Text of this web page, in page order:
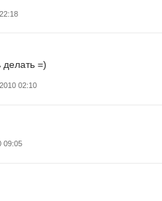
=)
02:10
09:05